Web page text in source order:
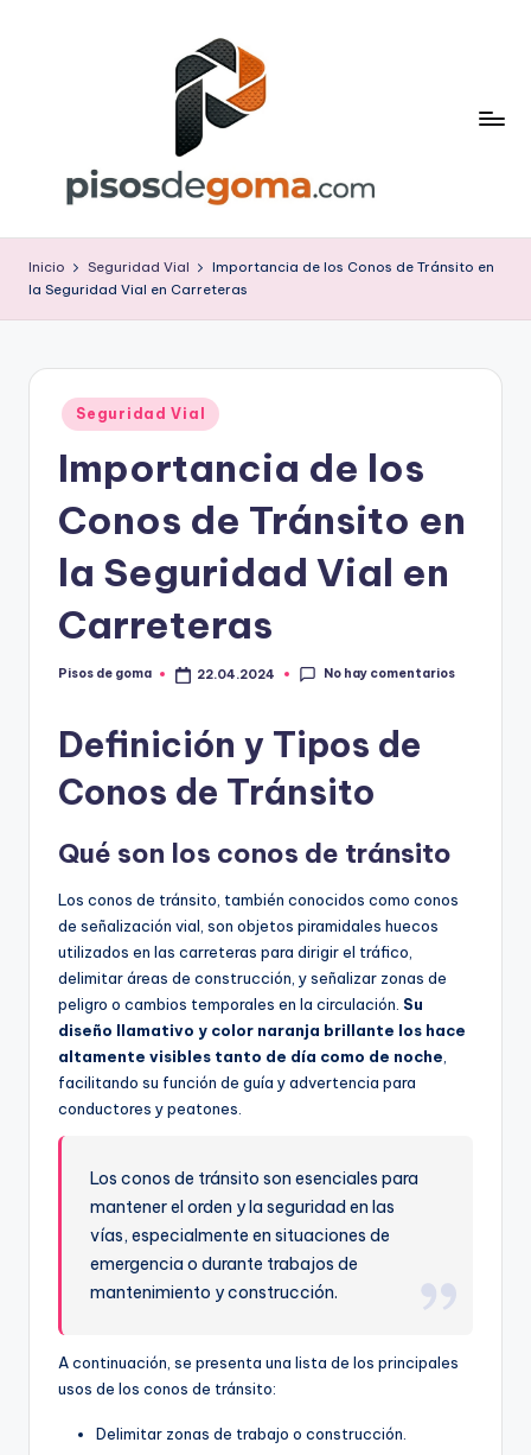
is
o
G
m
Inicio Seguridad Vial
Importancia de los Conos de Tránsito en
la Seguridad Vial en Carreteras
Publicado
en
Seguridad Vial
Importancia de los
Conos de Tránsito en
la Seguridad Vial en
Carreteras
Publicado
Pisos de goma 22.04.2024 No hay comentarios
Definición y Tipos de
Conos de Tránsito
Qué son los conos de tránsito
Los conos de tránsito, también conocidos como conos
de señalización vial, son objetos piramidales huecos
utilizados en las carreteras para dirigir el tráfico,
delimitar áreas de construcción, y señalizar zonas de
peligro o cambios temporales en la circulación. Su
diseño llamativo y color naranja brillante los hace
altamente visibles tanto de día como de noche
facilitando su función de guía y advertencia para
conductores y peatones.
Los conos de tránsito son esenciales para
mantener el orden y la seguridad en las
vías, especialmente en situaciones de
emergencia o durante trabajos de
mantenimiento y construcción.
A continuación, se presenta una lista de los principales
usos de los conos de tránsito:
Delimitar zonas de trabajo o construcción.